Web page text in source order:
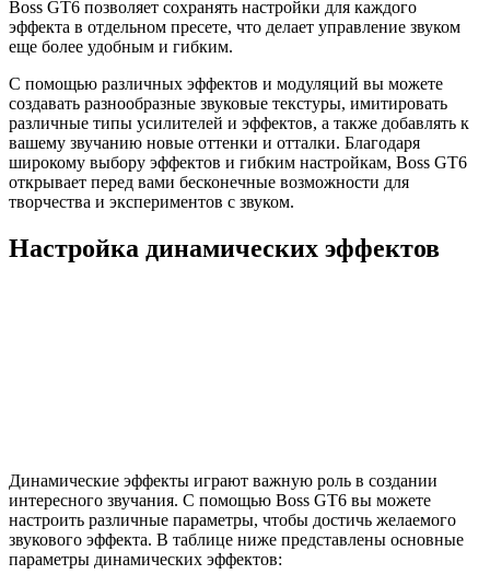
Boss GT6 позволяет сохранять настройки для каждого
эффекта в отдельном пресете, что делает управление звуком
еще более удобным и гибким.
С помощью различных эффектов и модуляций вы можете
создавать разнообразные звуковые текстуры, имитировать
различные типы усилителей и эффектов, а также добавлять к
вашему звучанию новые оттенки и отталки. Благодаря
широкому выбору эффектов и гибким настройкам, Boss GT6
открывает перед вами бесконечные возможности для
творчества и экспериментов с звуком.
Настройка динамических эффектов
Динамические эффекты играют важную роль в создании
интересного звучания. С помощью Boss GT6 вы можете
настроить различные параметры, чтобы достичь желаемого
звукового эффекта. В таблице ниже представлены основные
параметры динамических эффектов: